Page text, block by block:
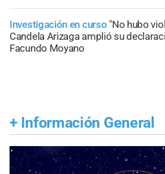
Investigación en curso "No hubo
Candela Arizaga amplió su
Facundo Moyano
+ Información General